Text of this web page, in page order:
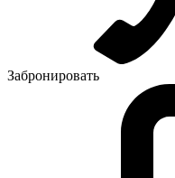
Забронировать